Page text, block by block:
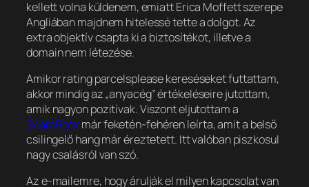
kellett volna küldenem, emiatt Erica Moffett szerepe
Angliában majdnem hitelessé tette a dolgot. Az
extra objektív csapta ki a biztosítékot, illetve a
domain nem létezése.
Amikor rating parcelsplease kereséseket futtattam,
akkor mindig az „anyacég” értékeléseire jutottam,
amik nagyon pozitívak. Viszont eljutottam a
ScamBookmár feketén-fehéren leírta, amit a belső
csilingelő hang már éreztetett. Itt valóban piszkosul
nagy csalásról van szó.
Az e-mailemre, hogy árulják el milyen kapcsolat van